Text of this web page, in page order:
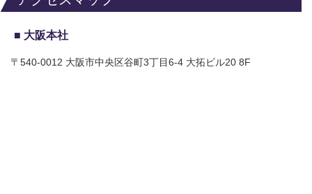
大阪本社
〒540-0012 大阪市中央区谷町3丁目6-4 大拓ビル20 8F